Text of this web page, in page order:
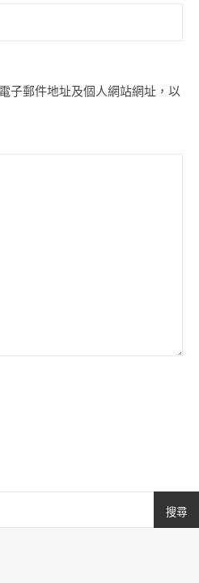
子郵件地址及個人網站網址，以
搜尋